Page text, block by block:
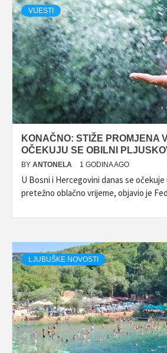
VIJESTI
KONAČNO: STIŽE PROMJENA
OČEKUJU SE OBILNI
BY ANTONELA 1 GODINA AGO
U Bosni i Hercegovini danas se
pretežno oblačno vrijeme, objavio je
LJUBUŠKE NOVOSTI